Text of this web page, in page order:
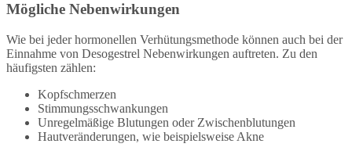
Mögliche Nebenwirkungen
Wie bei jeder hormonellen Verhütungsmethode können auch bei der
Einnahme von Desogestrel Nebenwirkungen auftreten. Zu den
häufigsten zählen:
Kopfschmerzen
Stimmungsschwankungen
Unregelmäßige Blutungen oder Zwischenblutungen
Hautveränderungen, wie beispielsweise Akne